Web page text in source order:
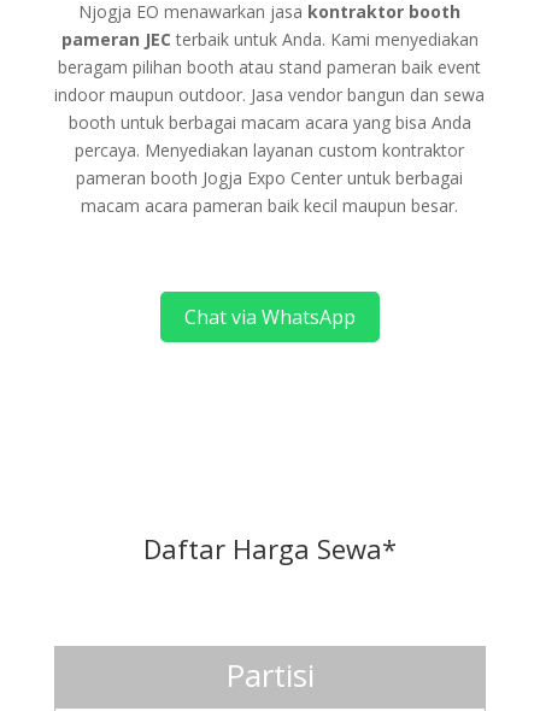
Njogja EO menawarkan jasa kontraktor booth
pameran JECterbaik untuk Anda. Kami menyediakan
beragam pilihan booth atau stand pameran baik event
indoor maupun outdoor. Jasa vendor bangun dan sewa
booth untuk berbagai macam acara yang bisa Anda
percaya. Menyediakan layanan custom kontraktor
pameran booth Jogja Expo Center untuk berbagai
macam acara pameran baik kecil maupun besar.
Chat via WhatsApp
Daftar Harga Sewa*
Partisi